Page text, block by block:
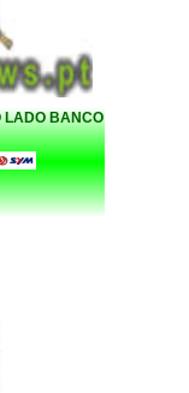
LADO BANCO